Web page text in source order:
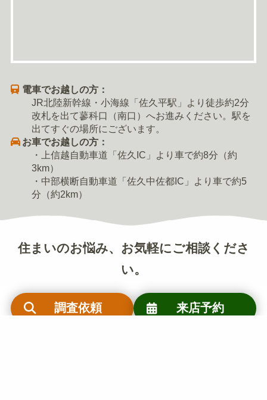
電車でお越しの方：
JR北陸新幹線・小海線「佐久平駅」より徒歩約2分
改札を出て蓼科口（南口）へお進みください。駅を
出てすぐの場所にございます。
お車でお越しの方：
・上信越自動車道「佐久IC」より車で約8分（約
3km）
・中部横断自動車道「佐久中佐都IC」より車で約5
分（約2km）
住まいのお悩み、お気軽にご相談くださ
い。
調査依頼 来店予約